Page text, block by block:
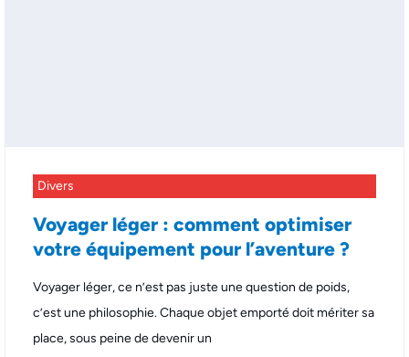
Divers
Voyager léger : comment optimiser
votre équipement pour l’aventure ?
Voyager léger, ce n’est pas juste une question de poids,
c’est une philosophie. Chaque objet emporté doit mériter sa
place, sous peine de devenir un